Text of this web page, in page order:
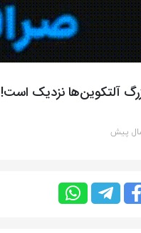
آلتکوین‌ها نزدیک است!